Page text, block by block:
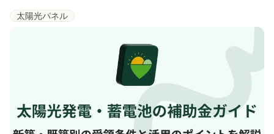
太陽光パネル